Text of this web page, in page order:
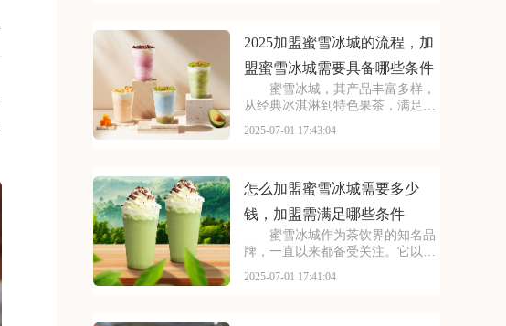
投资多少钱，加盟蜜雪冰
2025加盟蜜雪冰城的流程，加
盟蜜雪冰城需要具备哪些条件
蜜雪冰城，其产品丰富多样，
从经典冰淇淋到特色果茶，满足不
小巷，生意火爆异常。如此强大的
需要多少费用呢？以下
2025-07-01 17:43:04
怎么加盟蜜雪冰城需要多少
钱，加盟需满足哪些条件
蜜雪冰城作为茶饮界的知名品
牌，一直以来都备受关注。它以丰
费者的口碑和忠诚度。无论是学生
2025-07-01 17:41:04